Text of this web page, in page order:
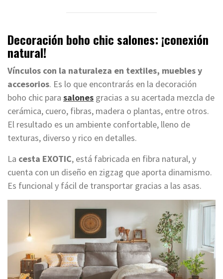
Decoración boho chic salones: ¡conexión
natural!
Vínculos con la naturaleza en textiles, muebles y
accesorios. Es lo que encontrarás en la decoración
boho chic para salones gracias a su acertada mezcla de
cerámica, cuero, fibras, madera o plantas, entre otros.
El resultado es un ambiente confortable, lleno de
texturas, diverso y rico en detalles.
La cesta EXOTIC, está fabricada en fibra natural, y
cuenta con un diseño en zigzag que aporta dinamismo.
Es funcional y fácil de transportar gracias a las asas.